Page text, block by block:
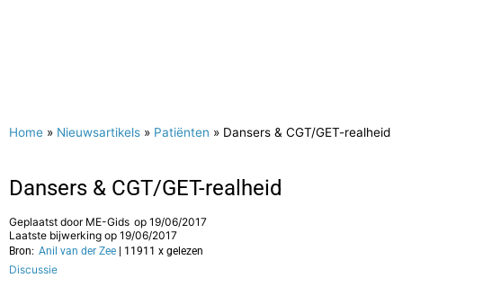
Home » Nieuwsartikels » Patiënten » Dansers & CGT/GET-realheid
Dansers & CGT/GET-realheid
Geplaatst door ME-Gids op 19/06/2017
Laatste bijwerking op 19/06/2017
Bron: Anil van der Zee | 11911 x gelezen
Discussie